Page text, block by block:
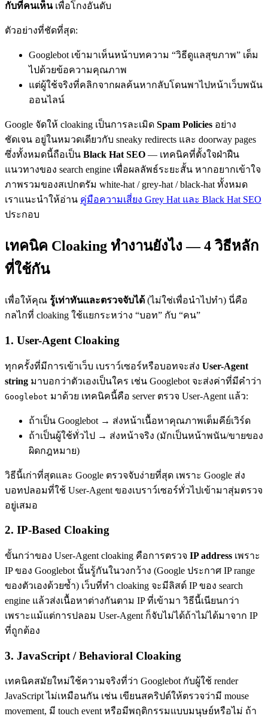
กับที่คนเห็นเพื่อโกงอันดับ
ตัวอย่างที่ชัดที่สุด:
Googlebot เข้ามาเห็นหน้าบทความ “วิธีดูแลสุขภาพ” เต็ม
ไปด้วยข้อความคุณภาพ
แต่ผู้ใช้จริงที่คลิกจากผลค้นหากลับโดนพาไปหน้าเว็บพนัน
ออนไลน์
Google จัดให้ cloaking เป็นการละเมิด Spam Policies อย่าง
ชัดเจน อยู่ในหมวดเดียวกับ sneaky redirects และ doorway pages
ซึ่งทั้งหมดนี้ถือเป็น Black Hat SEO — เทคนิคที่ตั้งใจฝ่าฝืน
แนวทางของ search engine เพื่อผลลัพธ์ระยะสั้น หากอยากเข้าใจ
ภาพรวมของสเปกตรัม white-hat / grey-hat / black-hat ทั้งหมด
เราแนะนำให้อ่าน คู่มือความเสี่ยง Grey Hat และ Black Hat SEO
ประกอบ
เทคนิค Cloaking ทำงานยังไง — 4 วิธีหลัก
ที่ใช้กัน
เพื่อให้คุณ รู้เท่าทันและตรวจจับได้ (ไม่ใช่เพื่อนำไปทำ) นี่คือ
กลไกที่ cloaking ใช้แยกระหว่าง “บอท” กับ “คน”
1. User-Agent Cloaking
ทุกครั้งที่มีการเข้าเว็บ เบราว์เซอร์หรือบอทจะส่ง User-Agent
string มาบอกว่าตัวเองเป็นใคร เช่น Googlebot จะส่งค่าที่มีคำว่า
Googlebot มาด้วย เทคนิคนี้คือ server ตรวจ User-Agent แล้ว:
ถ้าเป็น Googlebot → ส่งหน้าเนื้อหาคุณภาพเต็มคีย์เวิร์ด
ถ้าเป็นผู้ใช้ทั่วไป → ส่งหน้าจริง (มักเป็นหน้าพนัน/ขายของ
ผิดกฎหมาย)
วิธีนี้เก่าที่สุดและ Google ตรวจจับง่ายที่สุด เพราะ Google ส่ง
บอทปลอมที่ใช้ User-Agent ของเบราว์เซอร์ทั่วไปเข้ามาสุ่มตรวจ
อยู่เสมอ
2. IP-Based Cloaking
ขั้นกว่าของ User-Agent cloaking คือการตรวจ IP address เพราะ
IP ของ Googlebot นั้นรู้กันในวงกว้าง (Google ประกาศ IP range
ของตัวเองด้วยซ้ำ) เว็บที่ทำ cloaking จะมีลิสต์ IP ของ search
engine แล้วส่งเนื้อหาต่างกันตาม IP ที่เข้ามา วิธีนี้เนียนกว่า
เพราะแม้แต่การปลอม User-Agent ก็จับไม่ได้ถ้าไม่ได้มาจาก IP
ที่ถูกต้อง
3. JavaScript / Behavioral Cloaking
เทคนิคสมัยใหม่ใช้ความจริงที่ว่า Googlebot กับผู้ใช้ render
JavaScript ไม่เหมือนกัน เช่น เขียนสคริปต์ให้ตรวจว่ามี mouse
movement, มี touch event หรือมีพฤติกรรมแบบมนุษย์หรือไม่ ถ้า